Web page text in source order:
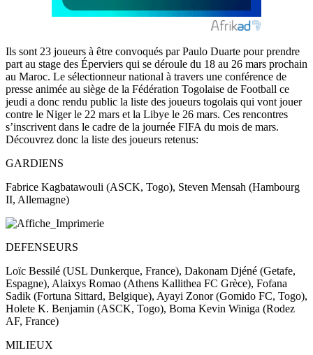
Ils sont 23 joueurs à être convoqués par Paulo Duarte pour prendre
part au stage des Éperviers qui se déroule du 18 au 26 mars prochain
au Maroc. Le sélectionneur national à travers une conférence de
presse animée au siège de la Fédération Togolaise de Football ce
jeudi a donc rendu public la liste des joueurs togolais qui vont jouer
contre le Niger le 22 mars et la Libye le 26 mars. Ces rencontres
s’inscrivent dans le cadre de la journée FIFA du mois de mars.
Découvrez donc la liste des joueurs retenus:
GARDIENS
Fabrice Kagbatawouli (ASCK, Togo), Steven Mensah (Hambourg
II, Allemagne)
DEFENSEURS
Loïc Bessilé (USL Dunkerque, France), Dakonam Djéné (Getafe,
Espagne), Alaixys Romao (Athens Kallithea FC Grèce), Fofana
Sadik (Fortuna Sittard, Belgique), Ayayi Zonor (Gomido FC, Togo),
Holete K. Benjamin (ASCK, Togo), Boma Kevin Winiga (Rodez
AF, France)
MILIEUX